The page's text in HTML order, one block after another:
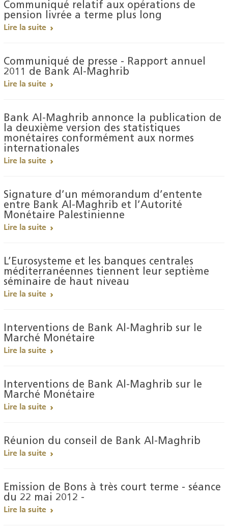
Communiqué relatif aux opérations de
pension livrée a terme plus long
Lire la suite
Communiqué de presse - Rapport annuel
2011 de Bank Al-Maghrib
Lire la suite
Bank Al-Maghrib annonce la publication de
la deuxième version des statistiques
monétaires conformément aux normes
internationales
Lire la suite
Signature d’un mémorandum d’entente
entre Bank Al-Maghrib et l’Autorité
Monétaire Palestinienne
Lire la suite
L’Eurosysteme et les banques centrales
méditerranéennes tiennent leur septième
séminaire de haut niveau
Lire la suite
Interventions de Bank Al-Maghrib sur le
Marché Monétaire
Lire la suite
Interventions de Bank Al-Maghrib sur le
Marché Monétaire
Lire la suite
Réunion du conseil de Bank Al-Maghrib
Lire la suite
Emission de Bons à très court terme - séance
du 22 mai 2012 -
Lire la suite